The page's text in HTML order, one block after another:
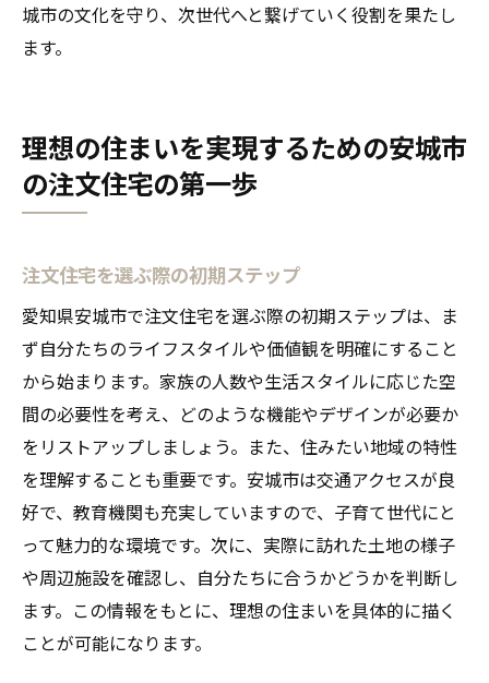
城市の文化を守り、次世代へと繋げていく役割を果たし
ます。
理想の住まいを実現するための安城市
の注文住宅の第一歩
注文住宅を選ぶ際の初期ステップ
愛知県安城市で注文住宅を選ぶ際の初期ステップは、ま
ず自分たちのライフスタイルや価値観を明確にすること
から始まります。家族の人数や生活スタイルに応じた空
間の必要性を考え、どのような機能やデザインが必要か
をリストアップしましょう。また、住みたい地域の特性
を理解することも重要です。安城市は交通アクセスが良
好で、教育機関も充実していますので、子育て世代にと
って魅力的な環境です。次に、実際に訪れた土地の様子
や周辺施設を確認し、自分たちに合うかどうかを判断し
ます。この情報をもとに、理想の住まいを具体的に描く
ことが可能になります。